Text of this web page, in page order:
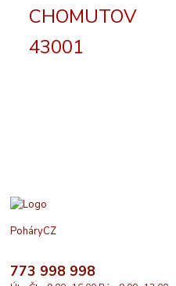
CHOMUTOV
43001
PoháryCZ
773 998 998